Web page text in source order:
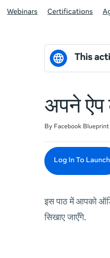
Webinars Certifications
This
अपने ऐप
By Facebook Blueprint
Log In To Launch
इस पाठ में आपको
सिखाए जाएँगे.